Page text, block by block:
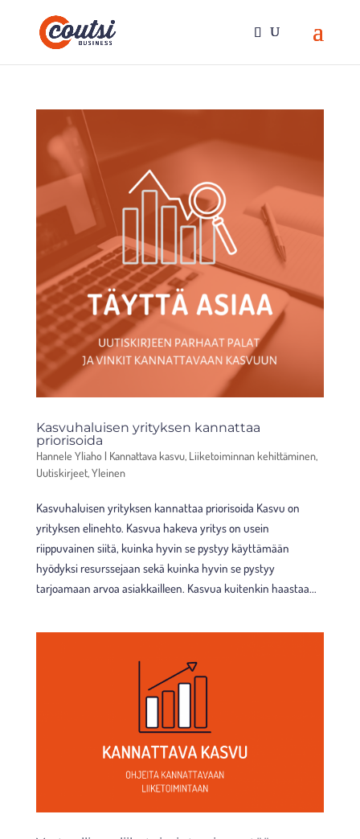
Kasvuhaluisen yrityksen kannattaa
priorisoida
Hannele Yliaho | Kannattava kasvu, Liiketoiminnan kehittäminen,
Uutiskirjeet,Yleinen
Kasvuhaluisen yrityksen kannattaa priorisoida Kasvu on
yrityksen elinehto. Kasvua hakeva yritys on usein
riippuvainen siitä, kuinka hyvin se pystyy käyttämään
hyödyksi resurssejaan sekä kuinka hyvin se pystyy
tarjoamaan arvoa asiakkailleen. Kasvua kuitenkin haastaa...